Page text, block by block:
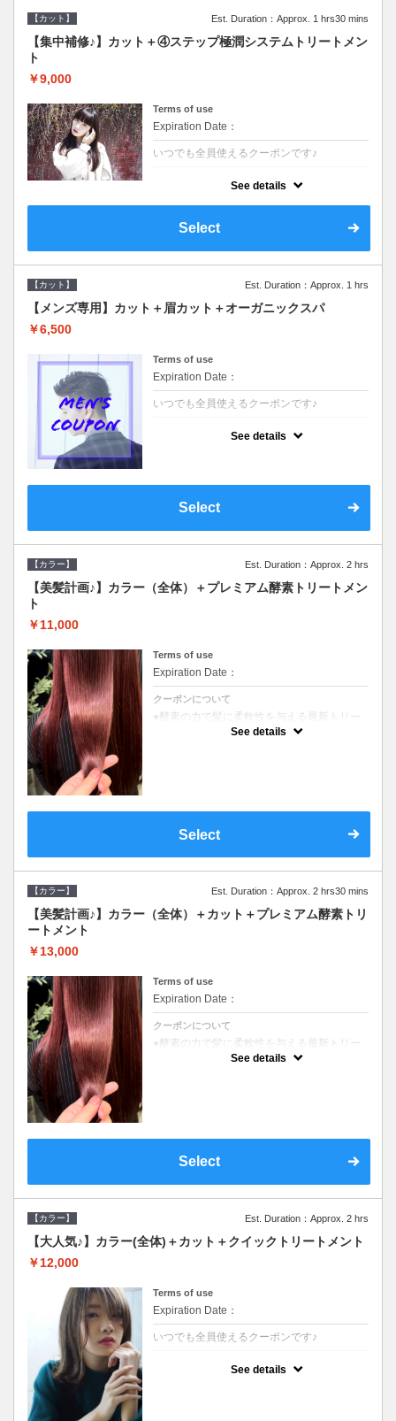
【カット】 Est. Duration：Approx. 1 hrs30 mins
【集中補修♪】カット＋④ステップ極潤システムトリートメン
ト
￥9,000
Terms of use
Expiration Date：
いつでも全員使えるクーポンです♪
ら修復し美髪へと導く最新4stepトリートメ
ント☆内側からしっかり修復したい方に♪
See details
Select
【カット】 Est. Duration：Approx. 1 hrs
【メンズ専用】カット＋眉カット＋オーガニックスパ
￥6,500
Terms of use
Expiration Date：
いつでも全員使えるクーポンです♪
気軽なスパです☆
See details
Select
【カラー】 Est. Duration：Approx. 2 hrs
【美髪計画♪】カラー（全体）＋プレミアム酵素トリートメン
ト
￥11,000
Terms of use
Expiration Date：
クーポンについて
●酵素の力で髪に柔軟性を与える最新トリー
トメント●ＳＢ込●長さ料金あり《こちらのク
ーポンご利用のお客様のみ》オリジナル酵素
See details
Select
【カラー】 Est. Duration：Approx. 2 hrs30 mins
【美髪計画♪】カラー（全体）＋カット＋プレミアム酵素トリ
ートメント
￥13,000
Terms of use
Expiration Date：
クーポンについて
●酵素の力で髪に柔軟性を与える最新トリー
トメント●ＳＢ込●長さ料金あり《こちらのク
See details
Select
【カラー】 Est. Duration：Approx. 2 hrs
【大人気♪】カラー(全体)＋カット＋クイックトリートメント
￥12,000
Terms of use
Expiration Date：
いつでも全員使えるクーポンです♪
See details